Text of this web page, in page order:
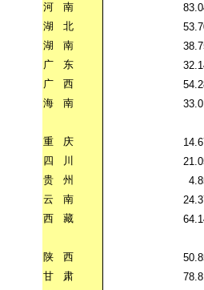
河 南
湖
北
湖
南
广
东
广
西
海
南
重 庆
四
川
贵
州
云
南
西
藏
陕 西
甘
肃